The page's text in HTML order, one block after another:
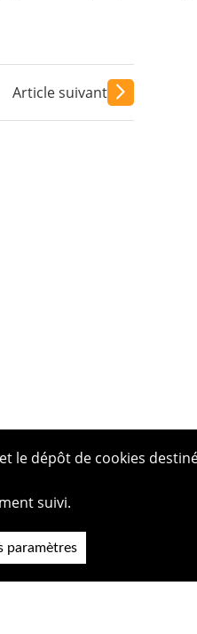
Article suivant
dépôt de cookies
suivi.
paramètres